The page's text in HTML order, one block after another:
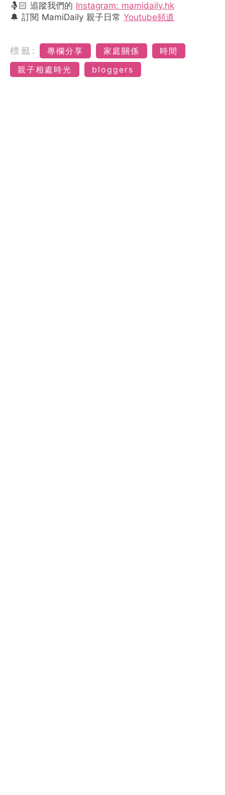
🤱🏻 追蹤我們的 Instagram: mamidaily.hk
🔔 訂閱 MamiDaily 親子日常 Youtube頻道
標籤: 專欄分享 家庭關係
時間
親子相處時光
bloggers